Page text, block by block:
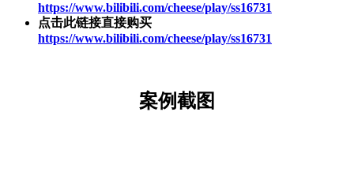
https://www.bilibili.com/cheese/play/ss16731
点击此链接直接购买
https://www.bilibili.com/cheese/play/ss16731
案例截图